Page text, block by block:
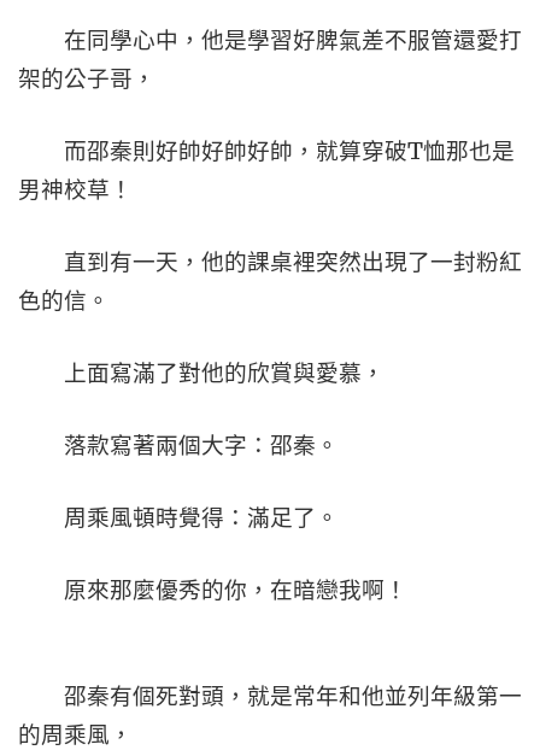
在同學心中，他是學習好脾氣差不服管還愛打
架的公子哥，
而邵秦則好帥好帥好帥，就算穿破T恤那也是
男神校草！
直到有一天，他的課桌裡突然出現了一封粉紅
色的信。
上面寫滿了對他的欣賞與愛慕，
落款寫著兩個大字：邵秦。
周乘風頓時覺得：滿足了。
原來那麼優秀的你，在暗戀我啊！
邵秦有個死對頭，就是常年和他並列年級第一
的周乘風，